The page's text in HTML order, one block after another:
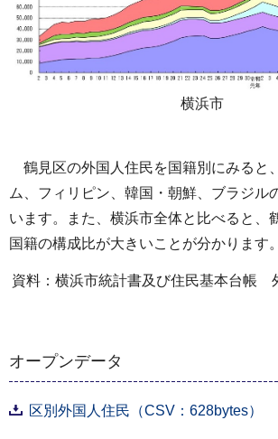
横浜市
鶴見区の外国人住民を国籍別にみると
ム、フィリピン、韓国・朝鮮、ブラジル
います。また、横浜市全体と比べると、
国籍の構成比が大きいことが分かります。
資料：横浜市統計書及び住民基本台帳
オープンデータ
区別外国人住民（CSV：628bytes）